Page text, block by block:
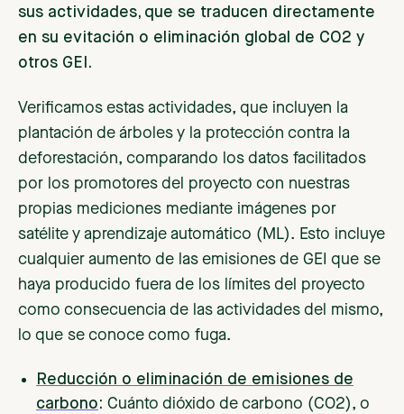
sus actividades, que se traducen directamente
en su evitación o eliminación global de CO2 y
otros GEI.
Verificamos estas actividades, que incluyen la
plantación de árboles y la protección contra la
deforestación, comparando los datos facilitados
por los promotores del proyecto con nuestras
propias mediciones mediante imágenes por
satélite y aprendizaje automático (ML). Esto incluye
cualquier aumento de las emisiones de GEI que se
haya producido fuera de los límites del proyecto
como consecuencia de las actividades del mismo,
lo que se conoce como fuga.
Reducción o eliminación de emisiones de
carbono: Cuánto dióxido de carbono (CO2), o